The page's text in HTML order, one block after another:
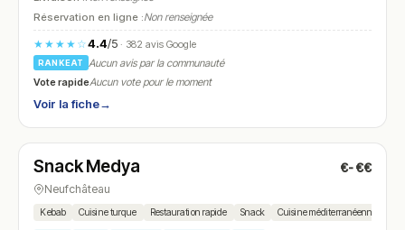
Réservation en ligne :Non renseignée
★★★★☆4.4/5· 382 avis Google
RANKEAT
Aucun avis par la communauté
Vote rapideAucun vote pour le moment
Voir la fiche→
N° 19
Snack Medya €-€€
Neufchâteau
Kebab Cuisine turque Restauration rapide Snack Cuisine méditerranéenne